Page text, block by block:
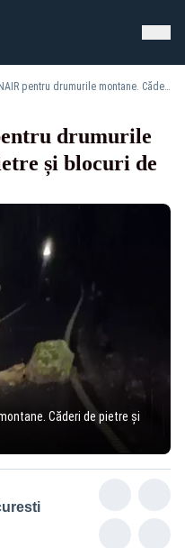
Avertisment CNAIR pentru drumurile montane. Căderi de pietre și blocuri de stâncă de pe versanţi
drumurile
și blocuri de
Căderi de pietre și